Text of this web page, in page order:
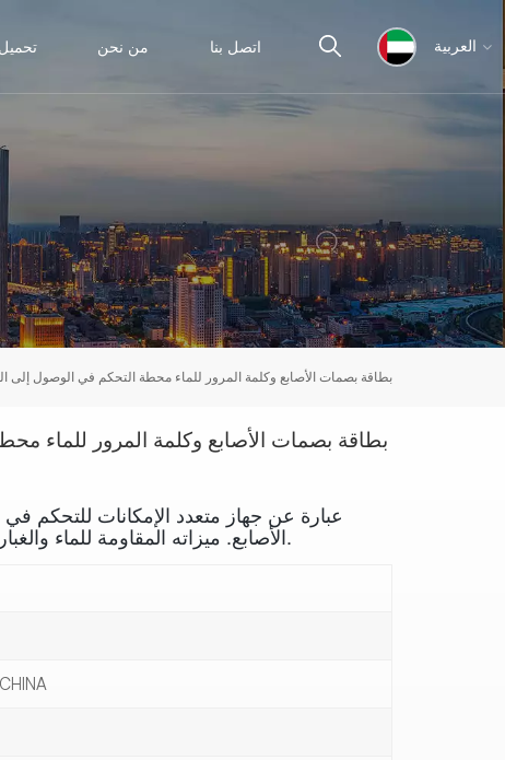
تحميل من نحن اتصل بنا العربية
ไทย
العربية
中文
بطاقة بصمات الأصابع وكلمة المرور للماء محطة التحكم في الوصول إلى
بطاقة بصمات الأصابع وكلمة المرور للماء
الأصابع. ميزاته المقاومة للماء والغبار تجعله مناسبًا للتطبيقات الخارجية.